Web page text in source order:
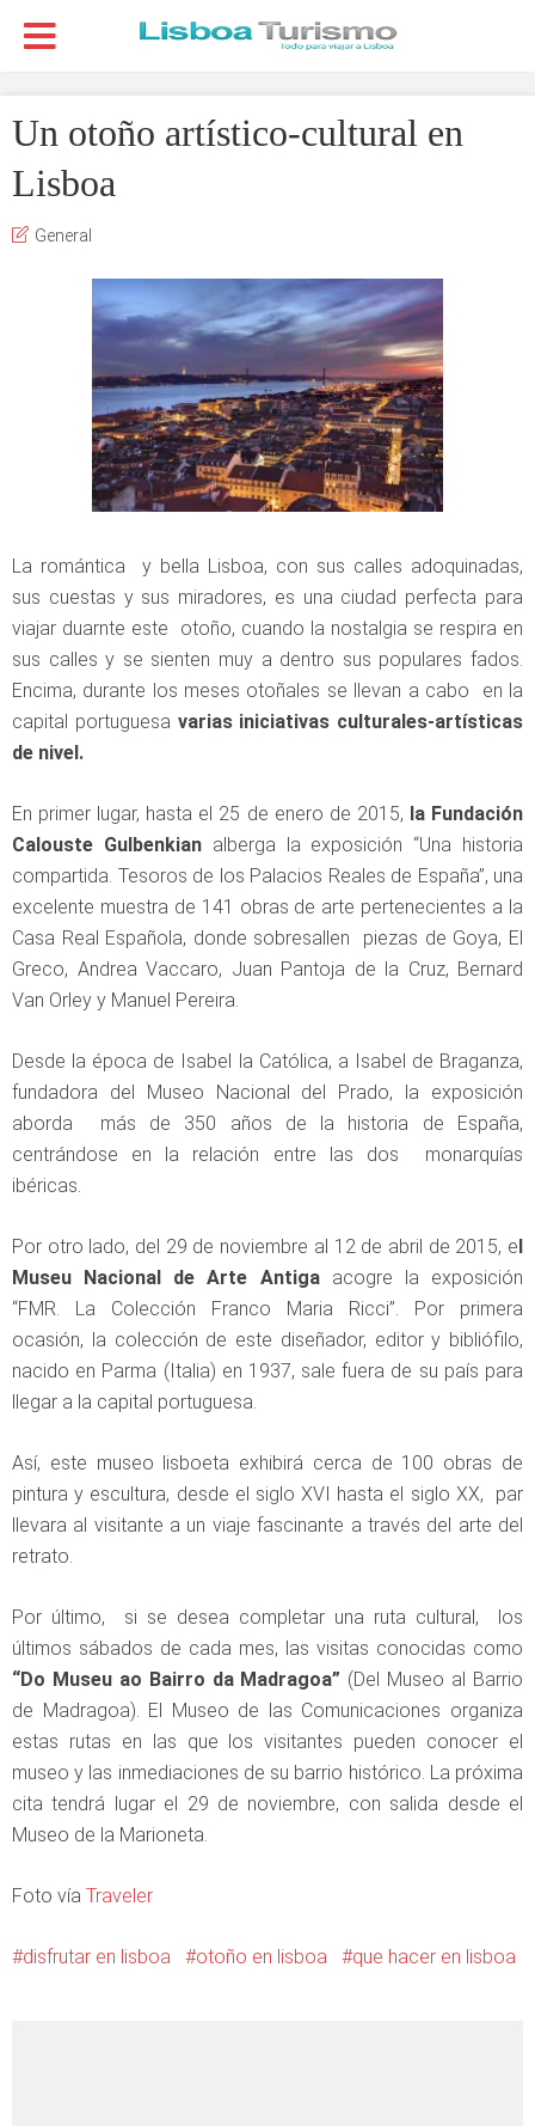
Un otoño artístico-cultural en
Lisboa
General
La romántica y bella Lisboa, con sus calles adoquinadas,
sus cuestas y sus miradores, es una ciudad perfecta para
viajar duarnte este otoño, cuando la nostalgia se respira en
sus calles y se sienten muy a dentro sus populares fados.
Encima, durante los meses otoñales se llevan a cabo en la
capital portuguesa varias iniciativas culturales-artísticas
de nivel.
En primer lugar, hasta el 25 de enero de 2015, la Fundación
Calouste Gulbenkianalberga la exposición “Una historia
compartida. Tesoros de los Palacios Reales de España”, una
excelente muestra de 141 obras de arte pertenecientes a la
Casa Real Española, donde sobresallen piezas de Goya, El
Greco, Andrea Vaccaro, Juan Pantoja de la Cruz, Bernard
Van Orley y Manuel Pereira.
Desde la época de Isabel la Católica, a Isabel de Braganza,
fundadora del Museo Nacional del Prado, la exposición
aborda más de 350 años de la historia de España,
centrándose en la relación entre las dos monarquías
ibéricas.
Por otro lado, del 29 de noviembre al 12 de abril de 2015, el
Museu Nacional de Arte Antigaacogre la exposición
“FMR. La Colección Franco Maria Ricci”. Por primera
ocasión, la colección de este diseñador, editor y bibliófilo,
nacido en Parma (Italia) en 1937, sale fuera de su país para
llegar a la capital portuguesa.
Así, este museo lisboeta exhibirá cerca de 100 obras de
pintura y escultura, desde el siglo XVI hasta el siglo XX, par
llevara al visitante a un viaje fascinante a través del arte del
retrato.
Por último, si se desea completar una ruta cultural, los
últimos sábados de cada mes, las visitas conocidas como
“Do Museu ao Bairro da Madragoa” (Del Museo al Barrio
de Madragoa). El Museo de las Comunicaciones organiza
estas rutas en las que los visitantes pueden conocer el
museo y las inmediaciones de su barrio histórico. La próxima
cita tendrá lugar el 29 de noviembre, con salida desde el
Museo de la Marioneta.
Foto vía Traveler
disfrutar en lisboa otoño en lisboa que hacer en lisboa